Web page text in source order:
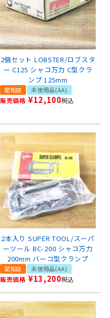
2個セット LOBSTER/ロブスタ
ー C125 シャコ万力 C型クラ
ンプ 125mm
愛知店 未使用品(AA)
販売価格 ¥12,100税込
2本入り SUPER TOOL/スーパ
ーツール BC-200 シャコ万力
200mm バーコ型クランプ
愛知店 未使用品(AA)
販売価格 ¥13,200税込